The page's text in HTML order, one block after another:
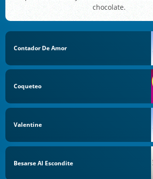
chocolate.
Contador De Amor
Coqueteo
Valentine
Besarse Al Escondite